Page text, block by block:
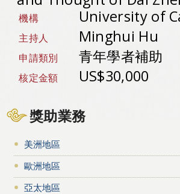
機構 University of
主持人 Minghui Hu
申請類別 青年學者補助
核定金額 US$30,000
獎助業務
美洲地區
歐洲地區
亞太地區